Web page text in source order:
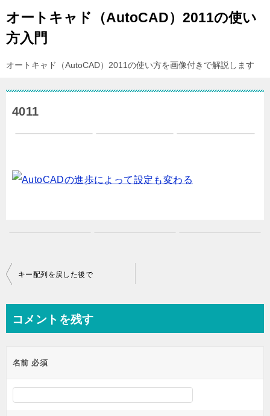
オートキャド（AutoCAD）2011の使い
方入門
オートキャド（AutoCAD）2011の使い方を画像付きで解説します
4011
投
ビ
ー
シ
キー配列を戻した後で
コメントを残す
名前 必須